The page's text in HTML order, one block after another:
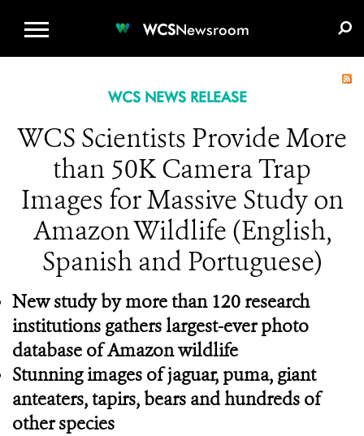
WCSNewsroom
WCS NEWS RELEASE
WCS Scientists Provide More
than 50K Camera Trap
Images for Massive Study on
Amazon Wildlife (English,
Spanish and Portuguese)
New study by more than 120 research
institutions gathers largest-ever photo
database of Amazon wildlife
Stunning images of jaguar, puma, giant
anteaters, tapirs, bears and hundreds of
other species